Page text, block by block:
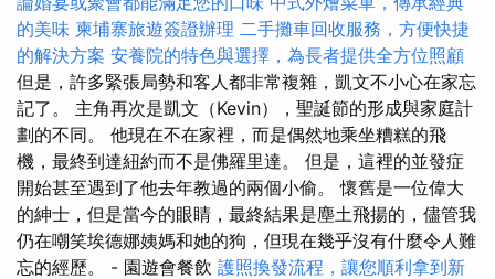
的美味 柬埔寨旅遊簽證辦理 二手攤車回收服務，方便快捷
的解決方案 安養院的特色與選擇，為長者提供全方位照顧
但是，許多緊張局勢和客人都非常複雜，凱文不小心在家忘
記了。 主角再次是凱文（Kevin），聖誕節的形成與家庭計
劃的不同。 他現在不在家裡，而是偶然地乘坐糟糕的飛
機，最終到達紐約而不是佛羅里達。 但是，這裡的並發症
開始甚至遇到了他去年教過的兩個小偷。 懷舊是一位偉大
的紳士，但是當今的眼睛，最終結果是塵土飛揚的，儘管我
仍在嘲笑埃德娜姨媽和她的狗，但現在幾乎沒有什麼令人難
忘的經歷。 - 園遊會餐飲 護照換發流程，讓您順利拿到新